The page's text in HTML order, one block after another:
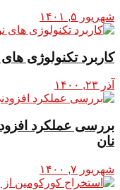
شهریور ۵, ۱۴۰۱
کاربرد تکنولوژی
آذر ۲۳, ۱۴۰۰
بررسی عملکرد
نان
شهریور ۷, ۱۴۰۰